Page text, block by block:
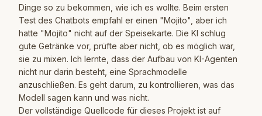
Dinge so zu bekommen, wie ich es wollte. Beim ersten
Test des Chatbots empfahl er einen "Mojito", aber ich
hatte "Mojito" nicht auf der Speisekarte. Die KI schlug
gute Getränke vor, prüfte aber nicht, ob es möglich war,
sie zu mixen. Ich lernte, dass der Aufbau von KI-Agenten
nicht nur darin besteht, eine Sprachmodelle
anzuschließen. Es geht darum, zu kontrollieren, was das
Modell sagen kann und was nicht.
Der vollständige Quellcode für dieses Projekt ist auf